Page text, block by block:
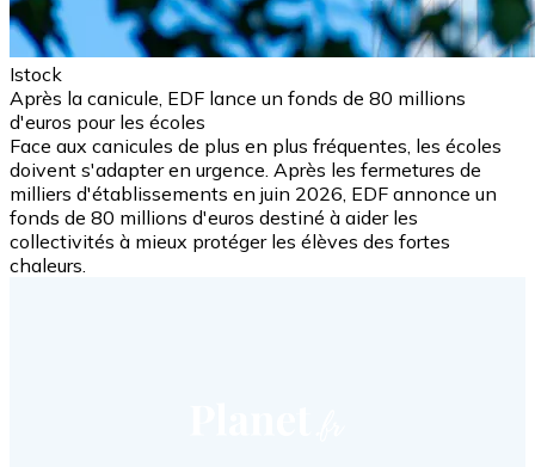
Istock
Après la canicule, EDF lance un fonds de 80 millions
d'euros pour les écoles
Face aux canicules de plus en plus fréquentes, les écoles
doivent s'adapter en urgence. Après les fermetures de
milliers d'établissements en juin 2026, EDF annonce un
fonds de 80 millions d'euros destiné à aider les
collectivités à mieux protéger les élèves des fortes
chaleurs.